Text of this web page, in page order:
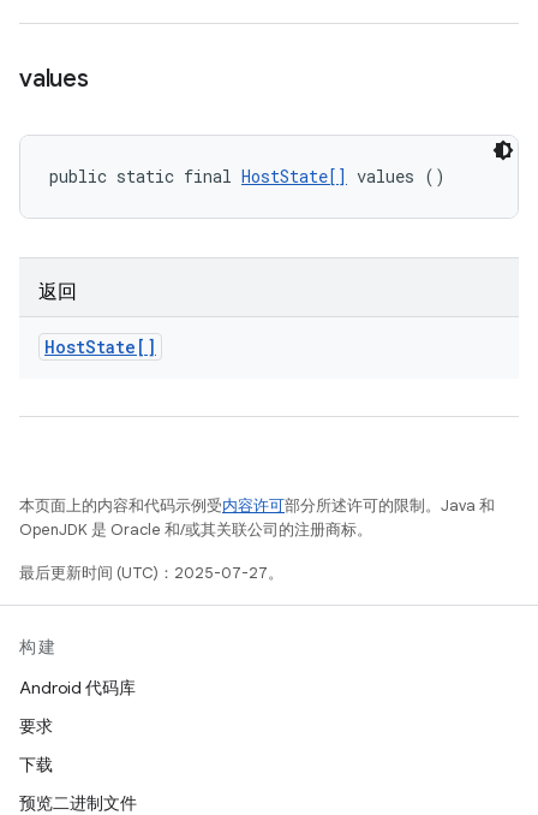
values
public static final HostState[] values ()
返回
HostState[]
本页面上的内容和代码示例受内容许可部分所述许可的限制。Java 和
OpenJDK 是 Oracle 和/或其关联公司的注册商标。
最后更新时间 (UTC)：2025-07-27。
构建
Android 代码库
要求
下载
预览二进制文件